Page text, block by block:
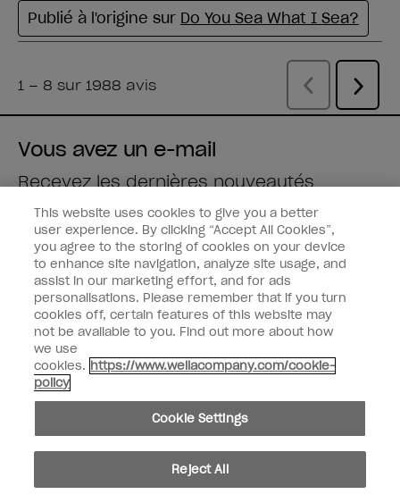
Vous avez un e-mail
Recevez les dernières nouveautés
Saisissez votre adresse e-mail *
Type de client
Fan de vernis
Professionnel
M'INSCRIRE
Informations clients
Connectez-Vous
This website uses cookies to give you a better
user experience. By clicking “Accept All Cookies”,
you agree to the storing of cookies on your device
to enhance site navigation, analyze site usage, and
assist in our marketing effort, and for ads
personalisations. Please remember that if you turn
cookies off, certain features of this website may
not be available to you. Find out more about how
we use
cookies. https://www.wellacompany.com/cookie-
policy
Cookie Settings
Reject All